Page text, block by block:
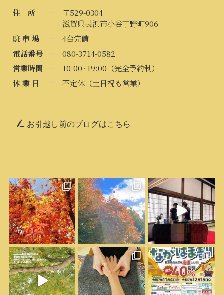
住 所
〒529-0304
滋賀県長浜市小谷丁野町906
駐 車 場
4台完備
電話番号
080-3714-0582
営業時間
10:00~19:00（完全予約制）
休 業 日
不定休（土日祝も営業）
お引越し前のブログはこちら